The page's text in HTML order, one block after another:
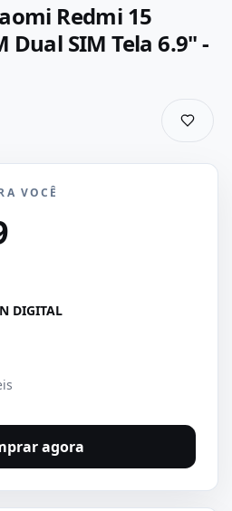
Redmi 15
Dual SIM Tela 6.9" -
VOCÊ
DIGITAL
agora